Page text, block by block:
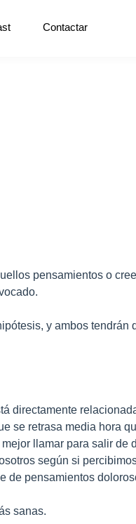
Contactar
pensamientos o
y ambos tendrán
directamente
se retrasa media hora
llamar para salir de
según si
pensamientos
sanas.